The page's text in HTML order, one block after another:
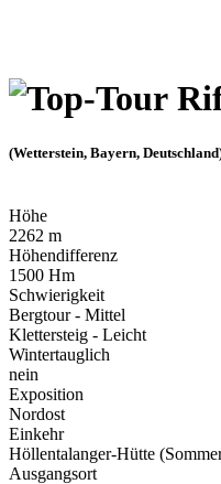
(Wetterstein, Bayern,
Höhe
2262 m
Höhendifferenz
1500 Hm
Schwierigkeit
Bergtour - Mittel
Klettersteig - Leicht
Wintertauglich
nein
Exposition
Nordost
Einkehr
Höllentalanger-Hütte
Ausgangsort